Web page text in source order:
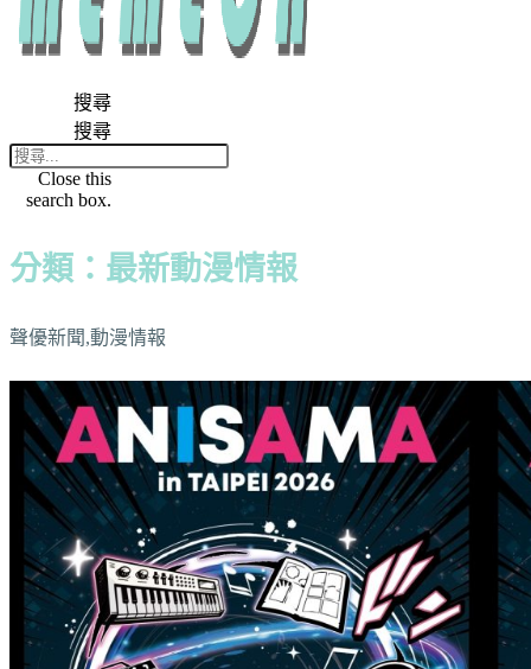
搜尋
搜尋
Close this
search box.
分類：最新動漫情報
聲優新聞,動漫情報